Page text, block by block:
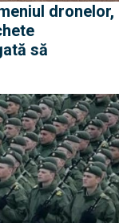
dronelor,
să